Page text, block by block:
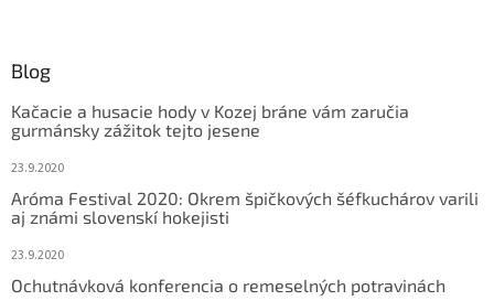
Blog
Kačacie a husacie hody v Kozej bráne vám zaručia
gurmánsky zážitok tejto jesene
23.9.2020
Aróma Festival 2020: Okrem špičkových šéfkuchárov varili
aj známi slovenskí hokejisti
23.9.2020
Ochutnávková konferencia o remeselných potravinách